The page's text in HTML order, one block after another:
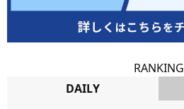
RANKING
DAILY